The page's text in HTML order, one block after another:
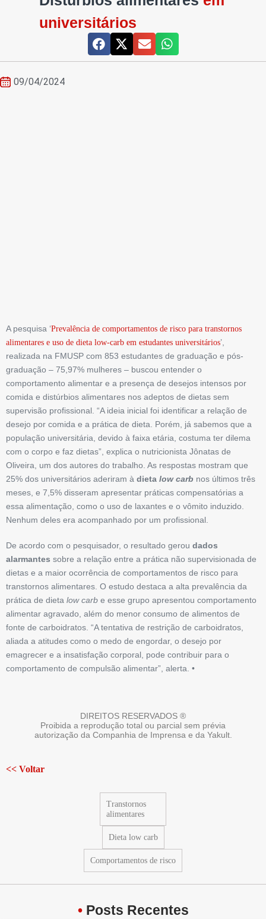
universitários
09/04/2024
A pesquisa ‘Prevalência de comportamentos de risco para transtornos
alimentares e uso de dieta low-carb em estudantes universitários’,
realizada na FMUSP com 853 estudantes de graduação e pós-
graduação – 75,97% mulheres – buscou entender o
comportamento alimentar e a presença de desejos intensos por
comida e distúrbios alimentares nos adeptos de dietas sem
supervisão profissional. “A ideia inicial foi identificar a relação de
desejo por comida e a prática de dieta. Porém, já sabemos que a
população universitária, devido à faixa etária, costuma ter dilema
com o corpo e faz dietas”, explica o nutricionista Jônatas de
Oliveira, um dos autores do trabalho. As respostas mostram que
25% dos universitários aderiram à dieta low carb nos últimos três
meses, e 7,5% disseram apresentar práticas compensatórias a
essa alimentação, como o uso de laxantes e o vômito induzido.
Nenhum deles era acompanhado por um profissional.
De acordo com o pesquisador, o resultado gerou dados
alarmantes sobre a relação entre a prática não supervisionada de
dietas e a maior ocorrência de comportamentos de risco para
transtornos alimentares. O estudo destaca a alta prevalência da
prática de dieta low carb e esse grupo apresentou comportamento
alimentar agravado, além do menor consumo de alimentos de
fonte de carboidratos. “A tentativa de restrição de carboidratos,
aliada a atitudes como o medo de engordar, o desejo por
emagrecer e a insatisfação corporal, pode contribuir para o
comportamento de compulsão alimentar”, alerta. •
DIREITOS RESERVADOS ®
Proibida a reprodução total ou parcial sem prévia
autorização da Companhia de Imprensa e da Yakult.
<< Voltar
Transtornos
alimentares
Dieta low carb
Comportamentos de risco
•Posts Recentes